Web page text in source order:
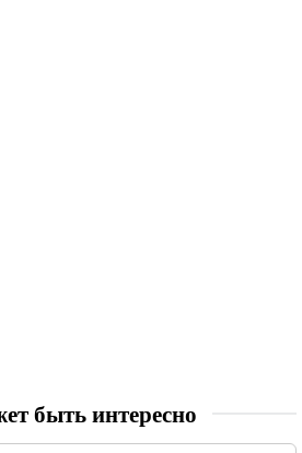
быть интересно